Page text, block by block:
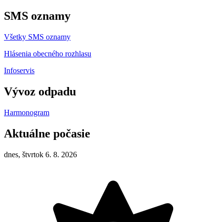
SMS oznamy
Všetky SMS oznamy
Hlásenia obecného rozhlasu
Infoservis
Vývoz odpadu
Harmonogram
Aktuálne počasie
dnes, štvrtok 6. 8. 2026